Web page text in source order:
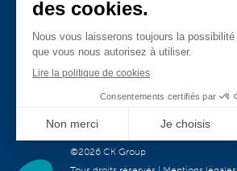
Rejoignez-nous
TeamViewer
CK Support Mac / PC
©2026 CK Group